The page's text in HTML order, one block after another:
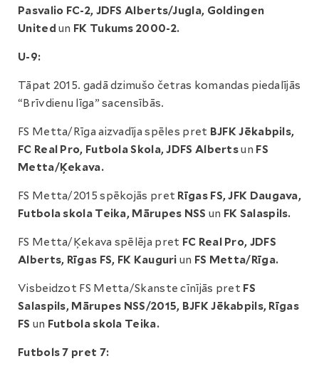
Pasvalio FC-2, JDFS Alberts/Jugla, Goldingen
United un FK Tukums 2000-2.
U-9:
Tāpat 2015. gadā dzimušo četras komandas piedalījās
“Brīvdienu līga” sacensībās.
FS Metta/Rīga aizvadīja spēles pret BJFK Jēkabpils,
FC Real Pro, Futbola Skola, JDFS Albertsun FS
Metta/Ķekava.
FS Metta/2015 spēkojās pret Rīgas FS, JFK Daugava,
Futbola skola Teika, Mārupes NSS un FK Salaspils.
FS Metta/Ķekava spēlēja pret FC Real Pro, JDFS
Alberts, Rīgas FS, FK Kauguri un FS Metta/Rīga.
Visbeidzot FS Metta/Skanste cīnījās pret FS
Salaspils, Mārupes NSS/2015, BJFK Jēkabpils, Rīgas
FS un Futbola skola Teika.
Futbols 7 pret 7: